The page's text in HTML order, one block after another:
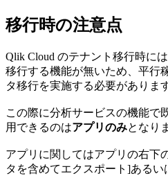
移行時の注意点
Qlik Cloud のテナント移行時に
移行する機能が無いため、平行
タ移行を実施する必要があります
この際に分析サービスの機能で
用できるのはアプリのみとなり
アプリに関してはアプリの右下
タを含めてエクスポート]ある